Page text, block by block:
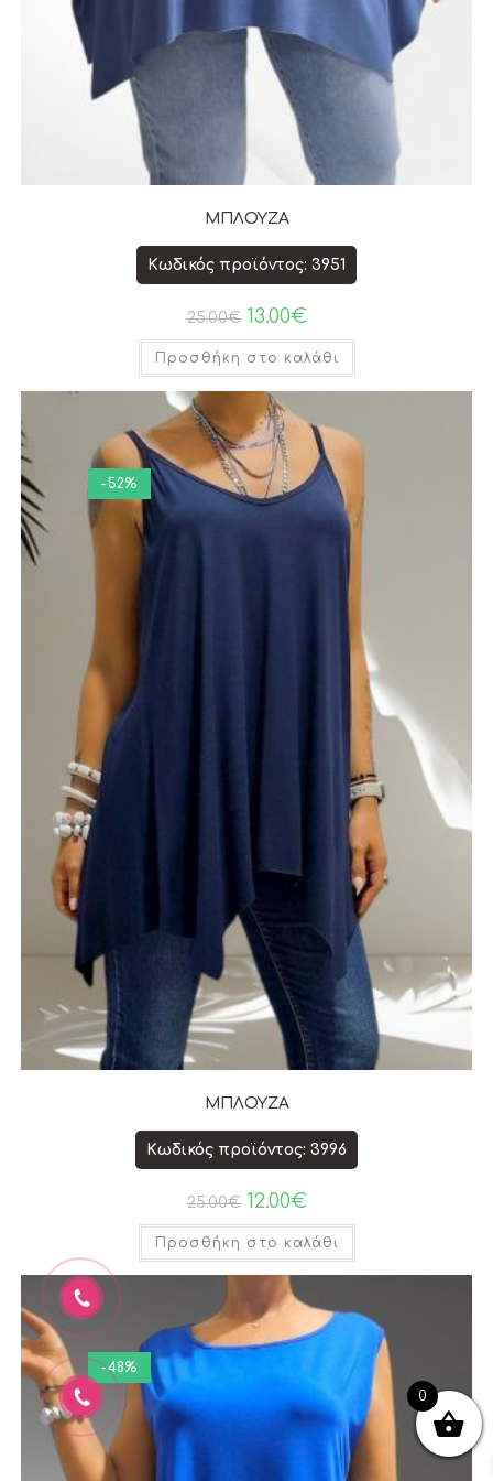
ΜΠΛΟΥΖΑ
Κωδικός προϊόντος: 3951
25.00€ 13.00€
Προσθήκη στο καλάθι
-52%
ΜΠΛΟΥΖΑ
Κωδικός προϊόντος: 3996
25.00€ 12.00€
Προσθήκη στο καλάθι
-48%
0